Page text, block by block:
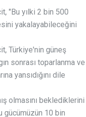
"Bu yılki 2 bin 500
yakalayabileceğini
Türkiye'nin güneş
sonrası toparlanma ve
yansıdığını dile
olmasını beklediklerini
gücümüzün 10 bin